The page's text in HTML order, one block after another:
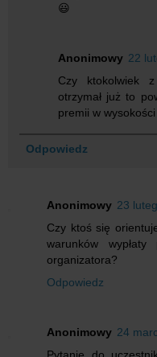
😃
Anonimowy 22
Czy ktokolwiek
otrzymał już to
premii w wysokości
Odpowiedz
Anonimowy 23
Czy ktoś się
warunków
organizatora?
Odpowiedz
Anonimowy 24
Pytanie do